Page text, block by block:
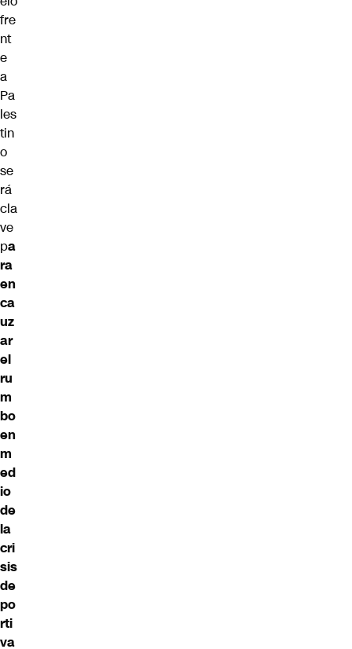
fre
nt
e
a
Pa
les
tin
o
se
rá
cla
ve
pa
ra
en
ca
uz
ar
el
ru
m
bo
en
m
ed
io
de
la
cri
sis
de
po
rti
va